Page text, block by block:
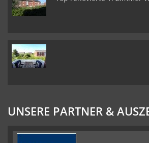
UNSERE PARTNER &